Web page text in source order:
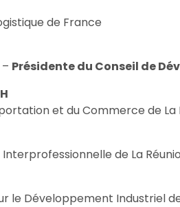
de France
Présidente du Conseil de
et du Commerce de La
de La
le Développement Industriel